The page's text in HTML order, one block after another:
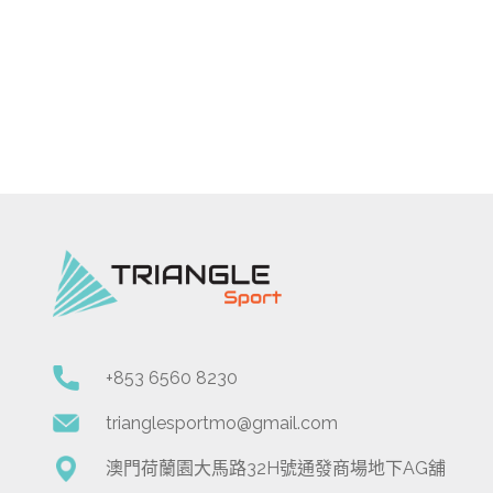
+853 6560 8230
trianglesportmo@gmail.com
澳門荷蘭園大馬路32H號通發商場地下AG舖